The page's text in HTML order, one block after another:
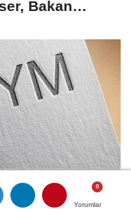
Yorumlar
Yorumlar
Yorumlar
Bakan